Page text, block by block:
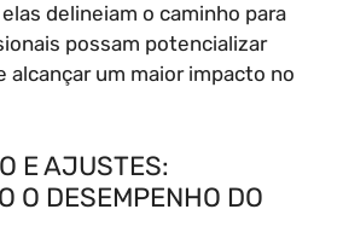
delineiam o caminho para
possam potencializar
alcançar um maior impacto no
E AJUSTES:
O DESEMPENHO DO